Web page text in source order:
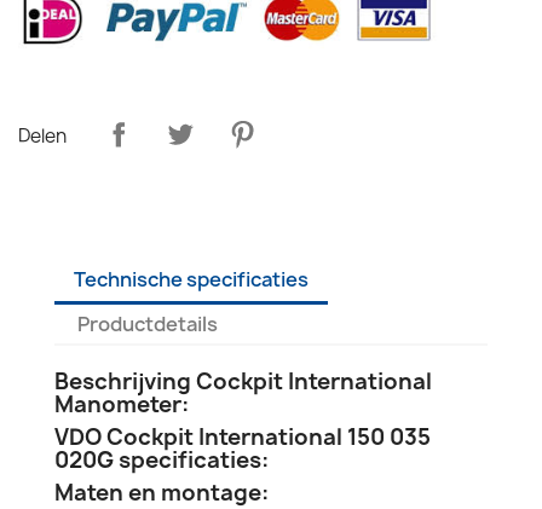
Delen
Technische specificaties
Productdetails
Beschrijving Cockpit International
Manometer:
VDO Cockpit International 150 035
020G specificaties:
Maten en montage: